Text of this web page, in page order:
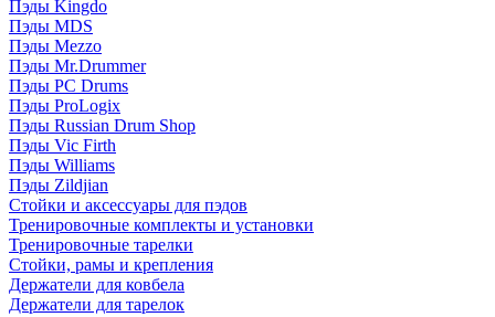
Пэды Kingdo
Пэды MDS
Пэды Mezzo
Пэды Mr.Drummer
Пэды PC Drums
Пэды ProLogix
Пэды Russian Drum Shop
Пэды Vic Firth
Пэды Williams
Пэды Zildjian
Стойки и аксессуары для пэдов
Тренировочные комплекты и установки
Тренировочные тарелки
Стойки, рамы и крепления
Держатели для ковбела
Держатели для тарелок